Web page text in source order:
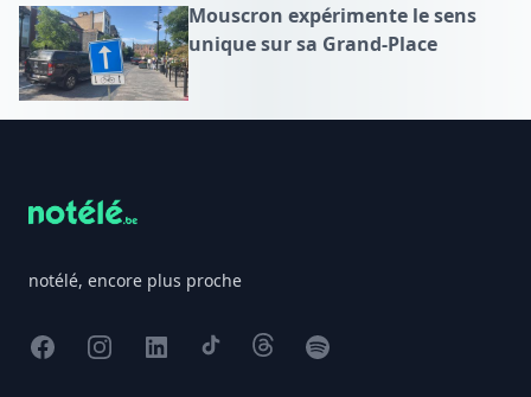
Mouscron expérimente le sens
unique sur sa Grand-Place
notélé, encore plus proche
FacebookInstagram
X TikTokThreadsSpotify